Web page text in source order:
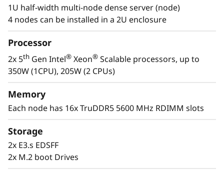
o
d
o
procesadores Intel®Xeon Scalable de 64
núcleos. Proporciona el doble de densidad de
ofrecerle el máximo rendimiento en un centro
de datos de las mismas dimensiones.
Optimizado para cargas de trabajo que
compatibilidad con PCIe. El The ThinkSystem
SD530 V3 es ideal para múltiples aplicaciones,
de datos transaccionales y aumentar la
densidad de la máquina virtual para
aplicaciones cloud.
1U half-width multi-node dense server (node)
4 nodes can be installed in a 2U enclosure
Processor
2x 5th Gen Intel® Xeon® Scalable processors, up to
350W (1CPU), 205W (2 CPUs)
Memory
Each node has 16x TruDDR5 5600 MHz RDIMM slots
Storage
2x E3.s EDSFF
2x M.2 boot Drives